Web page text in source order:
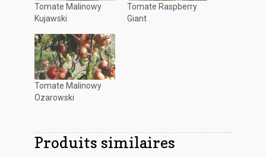
Tomate Malinowy
Kujawski
Tomate Raspberry
Giant
Tomate Malinowy
Ozarowski
Produits similaires